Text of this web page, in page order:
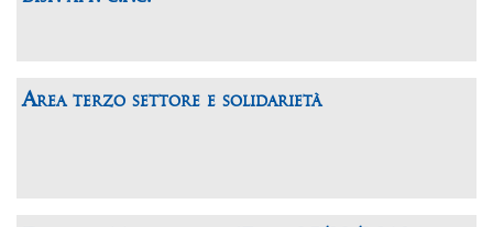
Area terzo settore e solidarietà